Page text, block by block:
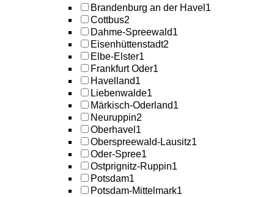
Brandenburg an der Havel 1
Cottbus2
Dahme-Spreewald1
Eisenhüttenstadt2
Elbe-Elster1
Frankfurt Oder1
Havelland1
Liebenwalde1
Märkisch-Oderland1
Neuruppin2
Oberhavel 1
Oberspreewald-Lausitz1
Oder-Spree1
Ostprignitz-Ruppin1
Potsdam1
Potsdam-Mittelmark1